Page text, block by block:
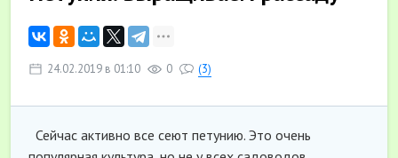
24.02.2019 в 01:10 0 (3)
Сейчас активно все сеют петунию. Это очень